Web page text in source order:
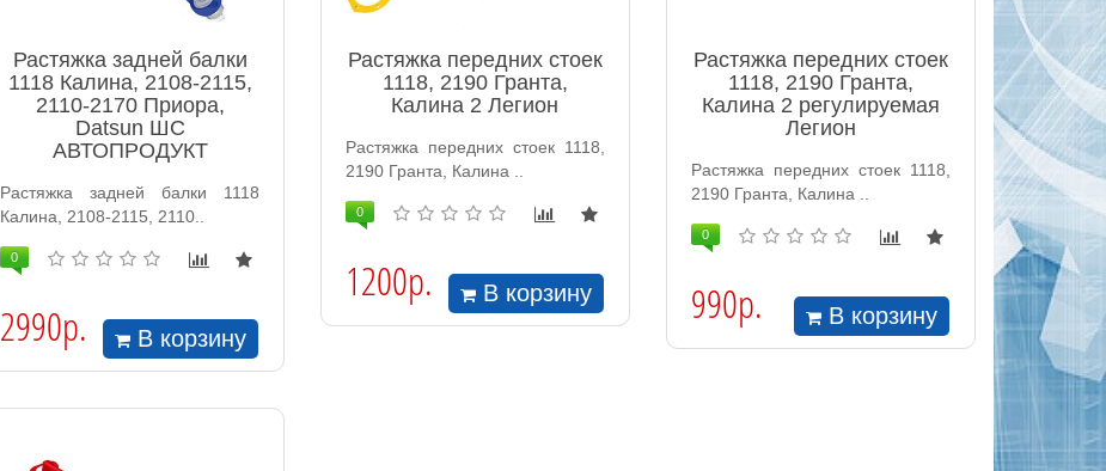
Растяжка задней балки
1118 Калина, 2108-2115,
2110-2170 Приора,
Datsun ШС
АВТОПРОДУКТ
Растяжка задней балки 1118
Калина, 2108-2115, 2110..
0
2990р. В корзину
Растяжка передних стоек
1118, 2190 Гранта,
Калина 2 Легион
Растяжка передних стоек 1118,
2190 Гранта, Калина ..
0
1200р. В корзину
Растяжка передних стоек
1118, 2190 Гранта,
Калина 2 регулируемая
Легион
Растяжка передних стоек 1118,
2190 Гранта, Калина ..
0
990р. В корзину